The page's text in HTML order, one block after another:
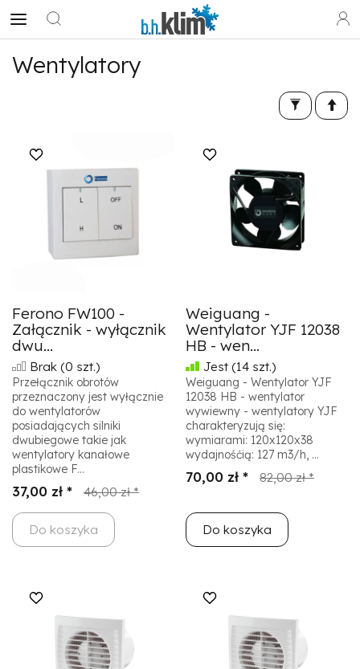
Wentylatory
Ferono FW100 -
Załącznik - wyłącznik
dwu...
Brak (0 szt.)
Przełącznik obrotów
przeznaczony jest wyłącznie
do wentylatorów
posiadających silniki
dwubiegowe takie jak
wentylatory kanałowe
plastikowe F...
37,00 zł * 46,00 zł *
Do koszyka
Weiguang -
Wentylator YJF 12038
HB - wen...
Jest (14 szt.)
Weiguang - Wentylator YJF
12038 HB - wentylator
wywiewny - wentylatory YJF
charakteryzują się:
wymiarami: 120x120x38
wydajnośćią: 127 m3/h, ...
70,00 zł * 82,00 zł *
Do koszyka